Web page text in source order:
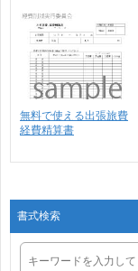
無料で使える出張旅費
経費精算書
書式検索